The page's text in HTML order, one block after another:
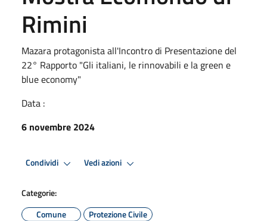
Rimini
Mazara protagonista all'Incontro di Presentazione del
22° Rapporto "Gli italiani, le rinnovabili e la green e
blue economy"
Data :
6 novembre 2024
Condividi Vedi azioni
Categorie:
Comune
Protezione Civile